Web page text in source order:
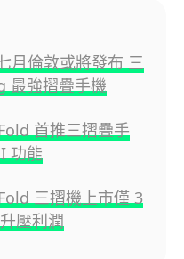
月倫敦或將發布 三
最強摺疊手機
首推三摺疊手
功能
三摺機上市僅 3
壓利潤